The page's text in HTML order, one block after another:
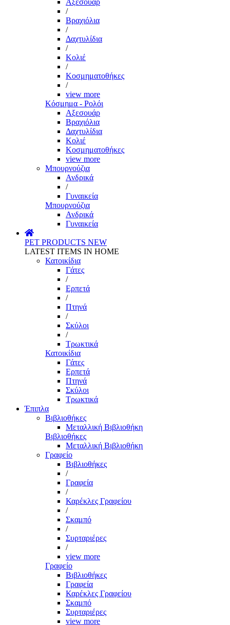
Αξεσουάρ
/
Βραχιόλια
/
Δαχτυλίδια
/
Κολιέ
/
Κοσμηματοθήκες
/
view more
Κόσμημα - Ρολόι
Αξεσουάρ
Βραχιόλια
Δαχτυλίδια
Κολιέ
Κοσμηματοθήκες
view more
Μπουρνούζια
Ανδρικά
/
Γυναικεία
Μπουρνούζια
Ανδρικά
Γυναικεία
PET PRODUCTS NEW
LATEST ITEMS IN HOME
Κατοικίδια
Γάτες
/
Ερπετά
/
Πτηνά
/
Σκύλοι
/
Τρωκτικά
Κατοικίδια
Γάτες
Ερπετά
Πτηνά
Σκύλοι
Τρωκτικά
Έπιπλα
Βιβλιοθήκες
Μεταλλική Βιβλιοθήκη
Βιβλιοθήκες
Μεταλλική Βιβλιοθήκη
Γραφείο
Βιβλιοθήκες
/
Γραφεία
/
Καρέκλες Γραφείου
/
Σκαμπό
/
Συρταριέρες
/
view more
Γραφείο
Βιβλιοθήκες
Γραφεία
Καρέκλες Γραφείου
Σκαμπό
Συρταριέρες
view more